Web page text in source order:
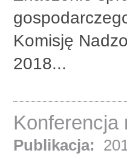
Komisję
2018...
Konferencja
Publikacja: